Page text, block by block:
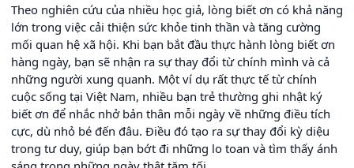
Theo nghiên cứu của nhiều học giả, lòng biết ơn có khả năng
lớn trong việc cải thiện sức khỏe tinh thần và tăng cường
mối quan hệ xã hội. Khi bạn bắt đầu thực hành lòng biết ơn
hàng ngày, bạn sẽ nhận ra sự thay đổi từ chính mình và cả
những người xung quanh. Một ví dụ rất thực tế từ chính
cuộc sống tại Việt Nam, nhiều bạn trẻ thường ghi nhật ký
biết ơn để nhắc nhở bản thân mỗi ngày về những điều tích
cực, dù nhỏ bé đến đâu. Điều đó tạo ra sự thay đổi kỳ diệu
trong tư duy, giúp bạn bớt đi những lo toan và tìm thấy ánh